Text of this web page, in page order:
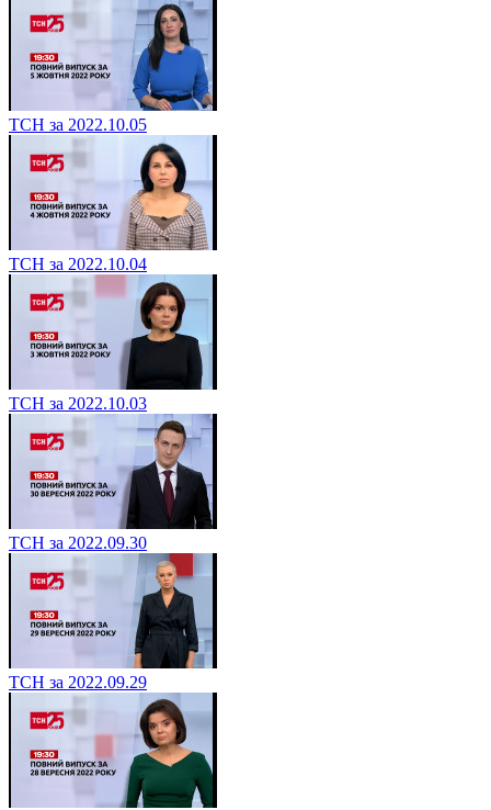
ТСН за 2022.10.05
ТСН за 2022.10.04
ТСН за 2022.10.03
ТСН за 2022.09.30
ТСН за 2022.09.29